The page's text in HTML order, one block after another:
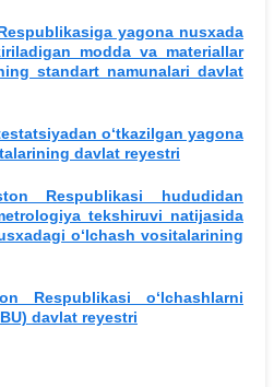
yagona nusxada
modda va materiallar
standart namunalari davlat
o‘tkazilgan yagona
davlat reyestri
Respublikasi hududidan
tekshiruvi natijasida
o‘lchash vositalarining
Respublikasi o‘lchashlarni
davlat reyestri